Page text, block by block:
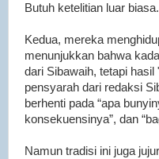
Butuh ketelitian luar biasa.
Kedua, mereka
menunjukkan bahwa
dari Sibawaih, tetapi
pensyarah dari redaksi
berhenti pada “apa
konsekuensinya”, dan
Namun tradisi ini juga